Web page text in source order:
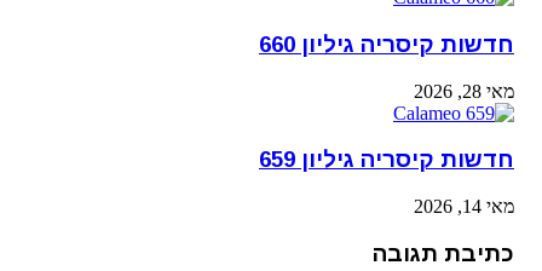
חדשות קיסריה גיליון 660
מאי 28, 2026
חדשות קיסריה גיליון 659
מאי 14, 2026
כתיבת תגובה